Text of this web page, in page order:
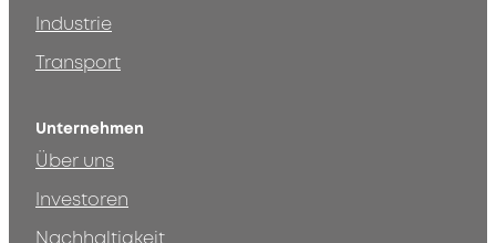
Industrie
Transport
Unternehmen
Über uns
Investoren